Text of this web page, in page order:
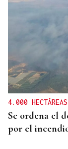
4.000 HECTÁREAS
Se ordena el
por el